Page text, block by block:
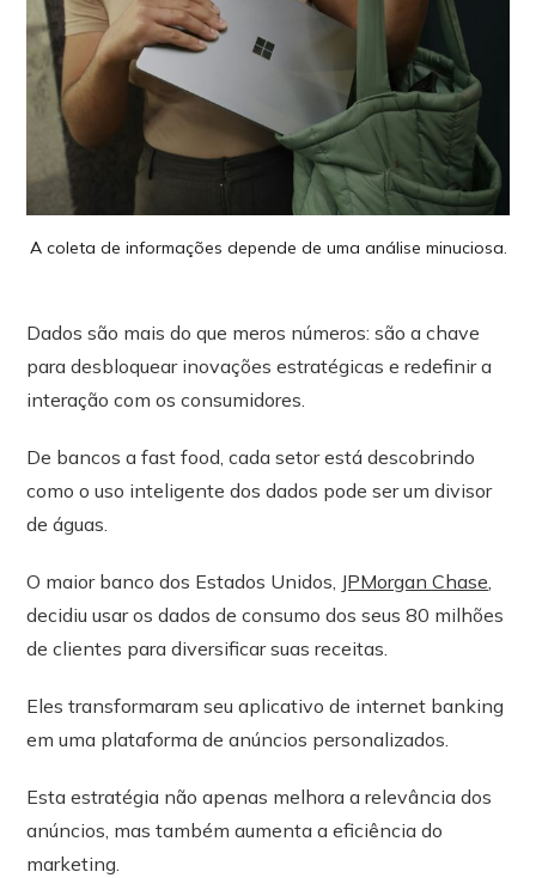
A coleta de informações depende de uma análise minuciosa.
Dados são mais do que meros números: são a chave
para desbloquear inovações estratégicas e redefinir a
interação com os consumidores.
De bancos a fast food, cada setor está descobrindo
como o uso inteligente dos dados pode ser um divisor
de águas.
O maior banco dos Estados Unidos, JPMorgan Chase,
decidiu usar os dados de consumo dos seus 80 milhões
de clientes para diversificar suas receitas.
Eles transformaram seu aplicativo de internet banking
em uma plataforma de anúncios personalizados.
Esta estratégia não apenas melhora a relevância dos
anúncios, mas também aumenta a eficiência do
marketing.